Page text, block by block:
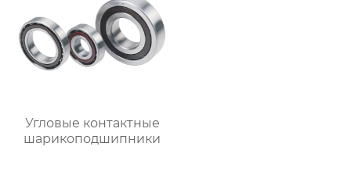
Угловые контактные
шарикоподшипники